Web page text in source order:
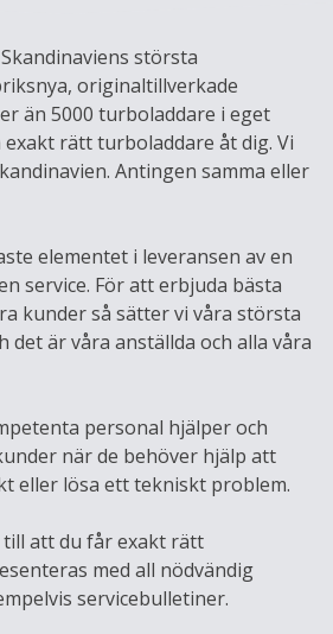
största
originaltillverkade
än 5000 turboladdare i eget
rätt turboladdare åt dig. Vi
Antingen samma eller
elementet i leveransen av en
service. För att erbjuda bästa
kunder så sätter vi våra största
det är våra anställda och alla våra
personal hjälper och
när de behöver hjälp att
eller lösa ett tekniskt problem.
till att du får exakt rätt
med all nödvändig
servicebulletiner.